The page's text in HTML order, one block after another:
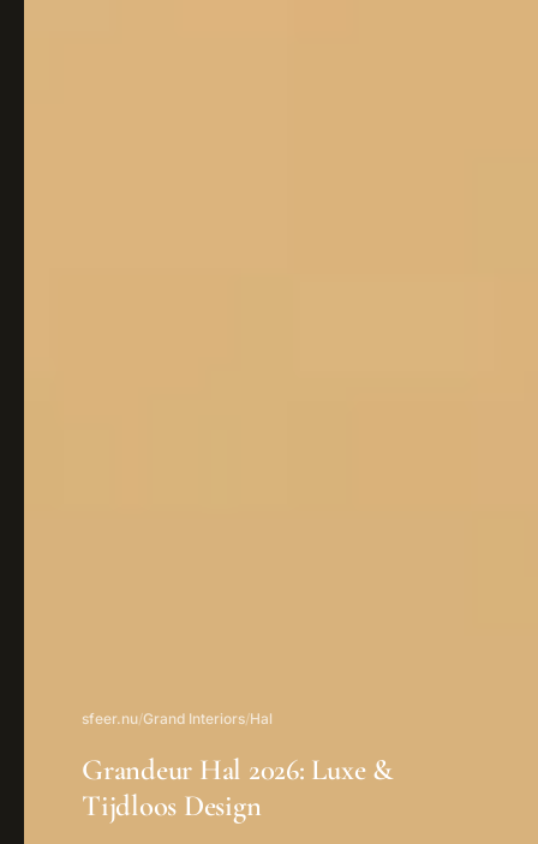
sfeer.nu/Grand Interiors/Hal
Grandeur Hal 2026: Luxe &
Tijdloos Design